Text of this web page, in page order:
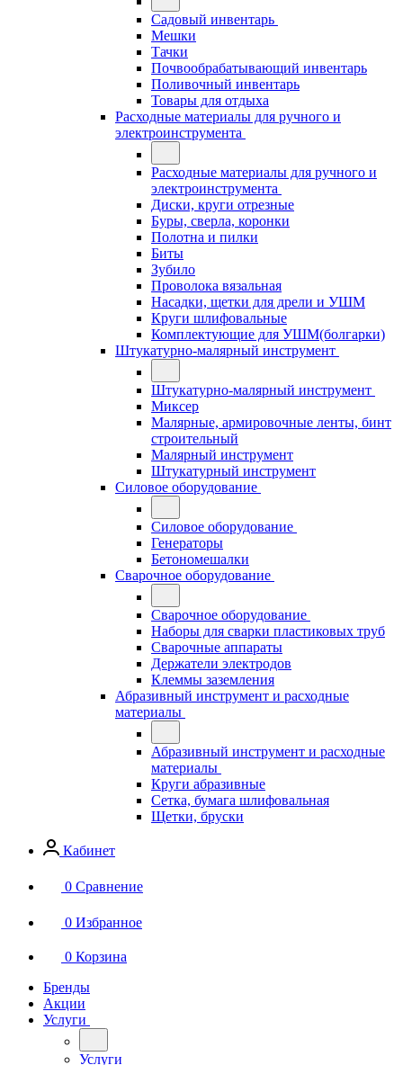
Садовый инвентарь
Мешки
Тачки
Почвообрабатывающий инвентарь
Поливочный инвентарь
Товары для отдыха
Расходные материалы для ручного и
электроинструмента
Расходные материалы для ручного и
электроинструмента
Диски, круги отрезные
Буры, сверла, коронки
Полотна и пилки
Биты
Зубило
Проволока вязальная
Насадки, щетки для дрели и УШМ
Круги шлифовальные
Комплектующие для УШМ(болгарки)
Штукатурно-малярный инструмент
Штукатурно-малярный инструмент
Миксер
Малярные, армировочные ленты, бинт
строительный
Малярный инструмент
Штукатурный инструмент
Силовое оборудование
Силовое оборудование
Генераторы
Бетономешалки
Сварочное оборудование
Сварочное оборудование
Наборы для сварки пластиковых труб
Сварочные аппараты
Держатели электродов
Клеммы заземления
Абразивный инструмент и расходные
материалы
Абразивный инструмент и расходные
материалы
Круги абразивные
Сетка, бумага шлифовальная
Щетки, бруски
Кабинет
0 Сравнение
0 Избранное
0 Корзина
Бренды
Акции
Услуги
Услуги